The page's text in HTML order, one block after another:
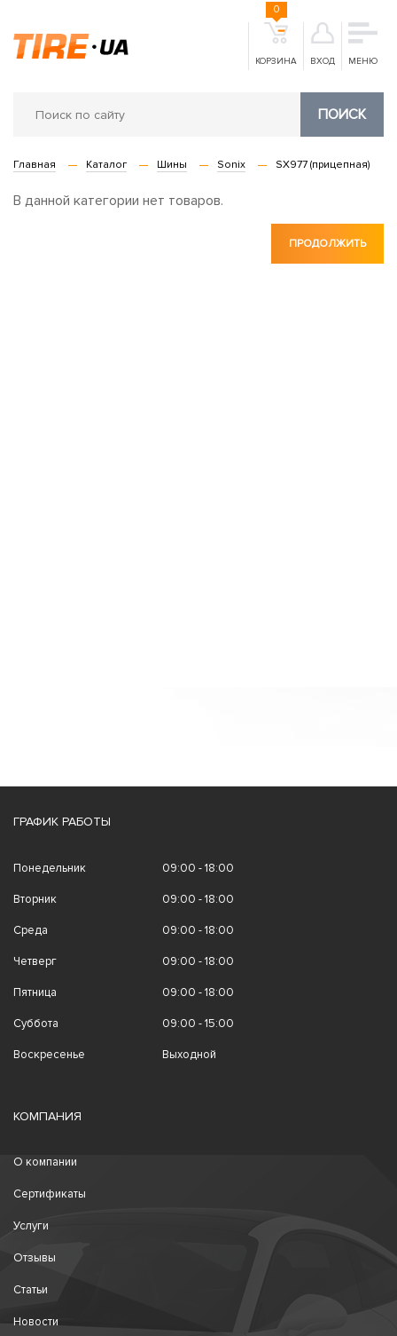
КОРЗИНА
0
ВХОД МЕНЮ
ПОИСК
Главная Каталог Шины Sonix SX977 (прицепная)
В данной категории нет товаров.
ПРОДОЛЖИТЬ
ГРАФИК РАБОТЫ
Понедельник 09:00 - 18:00
Вторник 09:00 - 18:00
Среда 09:00 - 18:00
Четверг 09:00 - 18:00
Пятница 09:00 - 18:00
Суббота 09:00 - 15:00
Воскресенье Выходной
КОМПАНИЯ
О компании
Сертификаты
Услуги
Отзывы
Статьи
Новости